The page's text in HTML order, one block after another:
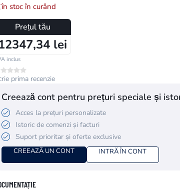
în stoc în curând
Prețul tău
lei
inclus
prima recenzie
Creează cont pentru prețuri speciale și
Acces la prețuri personalizate
Istoric de comenzi și facturi
Suport prioritar și oferte exclusive
CREEAZĂ UN CONT INTRĂ ÎN CONT